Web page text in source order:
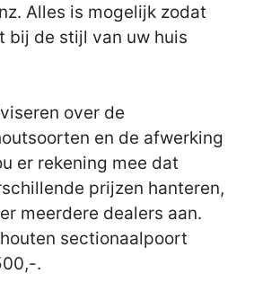
Alles is mogelijk zodat
bij de stijl van uw huis
over de
en de afwerking
er rekening mee dat
prijzen hanteren,
meerdere dealers aan.
sectionaalpoort
.